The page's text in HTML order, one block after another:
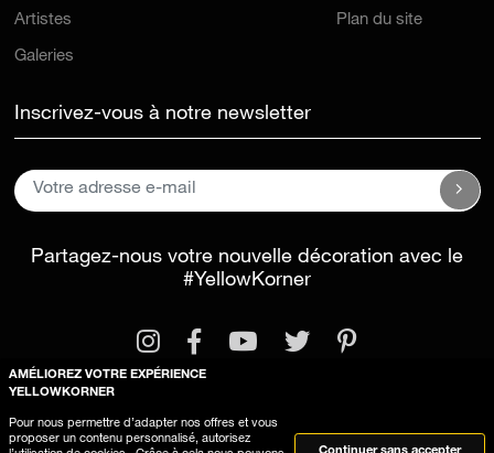
Artistes
Galeries
Plan du site
Inscrivez-vous à notre newsletter
Partagez-nous votre nouvelle décoration avec le
#YellowKorner
Mentions légalesConditions générales d'utilisation
AMÉLIOREZ VOTRE EXPÉRIENCE
YELLOWKORNER
Pour nous permettre d’adapter nos offres et vous
proposer un contenu personnalisé, autorisez